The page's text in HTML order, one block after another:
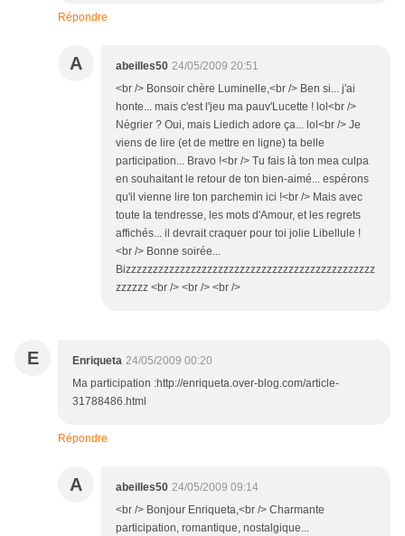
Répondre
A abeilles50 24/05/2009 20:51
<br /> Bonsoir chère Luminelle,<br /> Ben si... j'ai
honte... mais c'est l'jeu ma pauv'Lucette ! lol<br />
Négrier ? Oui, mais Liedich adore ça... lol<br /> Je
viens de lire (et de mettre en ligne) ta belle
participation... Bravo !<br /> Tu fais là ton mea culpa
en souhaitant le retour de ton bien-aimé... espérons
qu'il vienne lire ton parchemin ici !<br /> Mais avec
toute la tendresse, les mots d'Amour, et les regrets
affichés... il devrait craquer pour toi jolie Libellule !
<br /> Bonne soirée...
Bizzzzzzzzzzzzzzzzzzzzzzzzzzzzzzzzzzzzzzzzzzzzzz
zzzzzz <br /> <br /> <br />
E Enriqueta 24/05/2009 00:20
Ma participation :http://enriqueta.over-blog.com/article-
31788486.html
Répondre
A abeilles50 24/05/2009 09:14
<br /> Bonjour Enriqueta,<br /> Charmante
participation, romantique, nostalgique...